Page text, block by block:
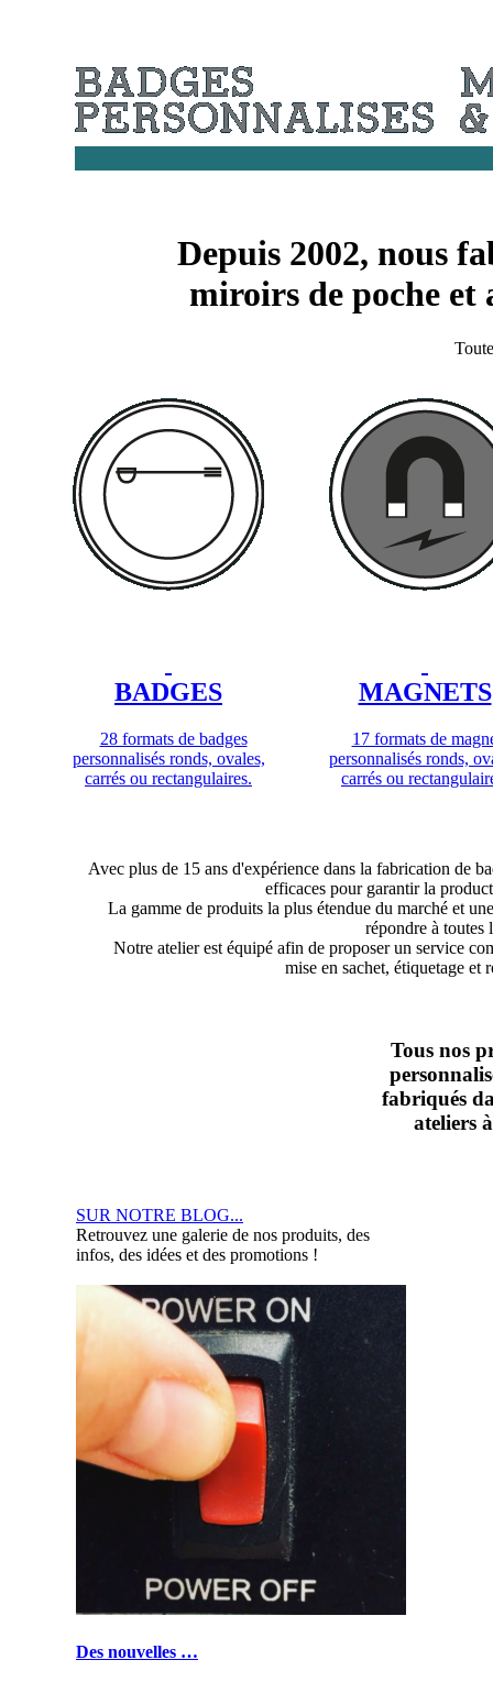
Depuis 2002, nous
miroirs de poche et
BADGES
28 formats de badges
personnalisés ronds, ovales,
carrés ou rectangulaires.
MAGNETS
17 formats de
personnalisés ronds,
carrés ou
Avec plus de 15 ans d'expérience dans la fabrication de
efficaces pour garantir la
La gamme de produits la plus étendue du marché et
répondre à toutes
Notre atelier est équipé afin de proposer un service
mise en sachet, étiquetage et
Tous nos
fabriqués
ateliers
SUR NOTRE BLOG...
Retrouvez une galerie de nos produits, des
infos, des idées et des promotions !
Des nouvelles …